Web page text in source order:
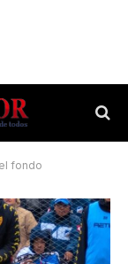
fondo